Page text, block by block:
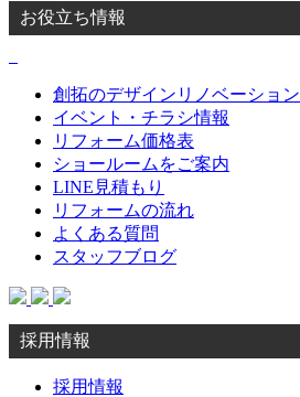
お役立ち情報
創拓のデザインリノベーション
イベント・チラシ情報
リフォーム価格表
ショールームをご案内
LINE見積もり
リフォームの流れ
よくある質問
スタッフブログ
採用情報
採用情報